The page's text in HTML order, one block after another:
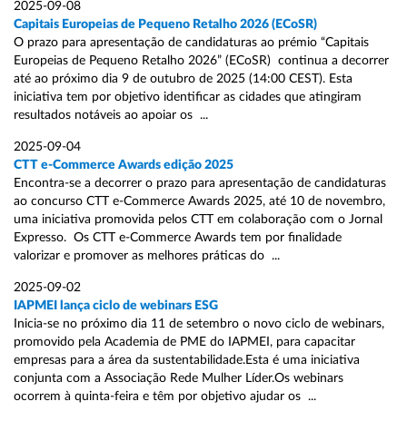
2025-09-08
Capitais Europeias de Pequeno Retalho 2026 (ECoSR)
O prazo para apresentação de candidaturas ao prémio “Capitais
Europeias de Pequeno Retalho 2026” (ECoSR) continua a decorrer
até ao próximo dia 9 de outubro de 2025 (14:00 CEST). Esta
iniciativa tem por objetivo identificar as cidades que atingiram
resultados notáveis ao apoiar os ...
2025-09-04
CTT e-Commerce Awards edição 2025
Encontra-se a decorrer o prazo para apresentação de candidaturas
ao concurso CTT e-Commerce Awards 2025, até 10 de novembro,
uma iniciativa promovida pelos CTT em colaboração com o Jornal
Expresso. Os CTT e-Commerce Awards tem por finalidade
valorizar e promover as melhores práticas do ...
2025-09-02
IAPMEI lança ciclo de webinars ESG
Inicia-se no próximo dia 11 de setembro o novo ciclo de webinars,
promovido pela Academia de PME do IAPMEI, para capacitar
empresas para a área da sustentabilidade.Esta é uma iniciativa
conjunta com a Associação Rede Mulher Líder.Os webinars
ocorrem à quinta-feira e têm por objetivo ajudar os ...